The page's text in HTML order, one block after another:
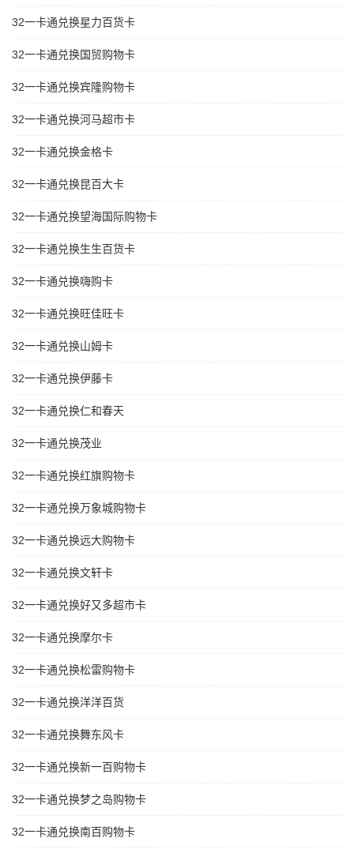
32一卡通兑换星力百货卡
32一卡通兑换国贸购物卡
32一卡通兑换宾隆购物卡
32一卡通兑换河马超市卡
32一卡通兑换金格卡
32一卡通兑换昆百大卡
32一卡通兑换望海国际购物卡
32一卡通兑换生生百货卡
32一卡通兑换嗨购卡
32一卡通兑换旺佳旺卡
32一卡通兑换山姆卡
32一卡通兑换伊藤卡
32一卡通兑换仁和春天
32一卡通兑换茂业
32一卡通兑换红旗购物卡
32一卡通兑换万象城购物卡
32一卡通兑换远大购物卡
32一卡通兑换文轩卡
32一卡通兑换好又多超市卡
32一卡通兑换摩尔卡
32一卡通兑换松雷购物卡
32一卡通兑换洋洋百货
32一卡通兑换舞东风卡
32一卡通兑换新一百购物卡
32一卡通兑换梦之岛购物卡
32一卡通兑换南百购物卡